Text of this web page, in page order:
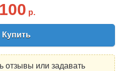
р.
Купить
отзывы или задавать